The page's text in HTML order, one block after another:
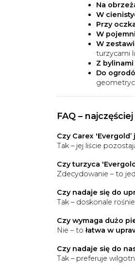
Na
W
Przy
W
W
turzycami
Z
Do
FAQ –
Czy Carex
Tak – jej liście
Czy turzyca
Zdecydowanie – to
Czy nadaje się do
Tak – doskonale
Czy wymaga dużo
Nie – to łatwa w
Czy nadaje się do
Tak – preferuje